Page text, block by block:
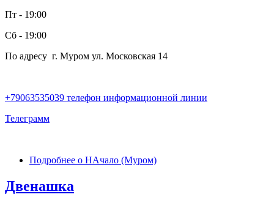
Пт - 19:00
Сб - 19:00
По адресу г. Муром ул. Московская 14
+79063535039 телефон информационной линии
Телеграмм
Подробнее о НАчало (Муром)
Двенашка